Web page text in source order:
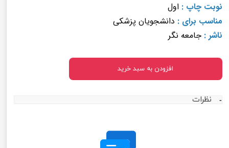
نوبت چاپ : اول
مناسب برای : دانشجویان پزشکی
ناشر : جامعه نگر
افزودن به سبد خرید
نظرات